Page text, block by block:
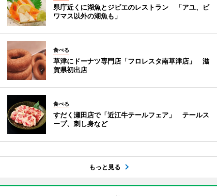
県庁近くに湖魚とジビエのレストラン 「アユ、ビ
ワマス以外の湖魚も」
食べる
草津にドーナツ専門店「フロレスタ南草津店」 滋
賀県初出店
食べる
すだく瀬田店で「近江牛テールフェア」 テールス
ープ、刺し身など
もっと見る